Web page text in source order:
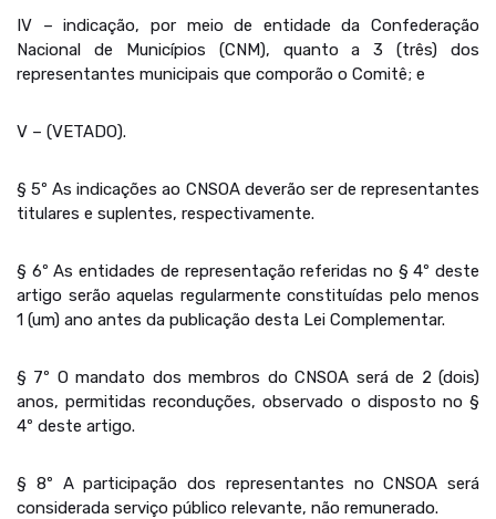
IV – indicação, por meio de entidade da Confederação
Nacional de Municípios (CNM), quanto a 3 (três) dos
representantes municipais que comporão o Comitê; e
V – (VETADO).
§ 5º As indicações ao CNSOA deverão ser de representantes
titulares e suplentes, respectivamente.
§ 6º As entidades de representação referidas no § 4º deste
artigo serão aquelas regularmente constituídas pelo menos
1 (um) ano antes da publicação desta Lei Complementar.
§ 7º O mandato dos membros do CNSOA será de 2 (dois)
anos, permitidas reconduções, observado o disposto no §
4º deste artigo.
§ 8º A participação dos representantes no CNSOA será
considerada serviço público relevante, não remunerado.